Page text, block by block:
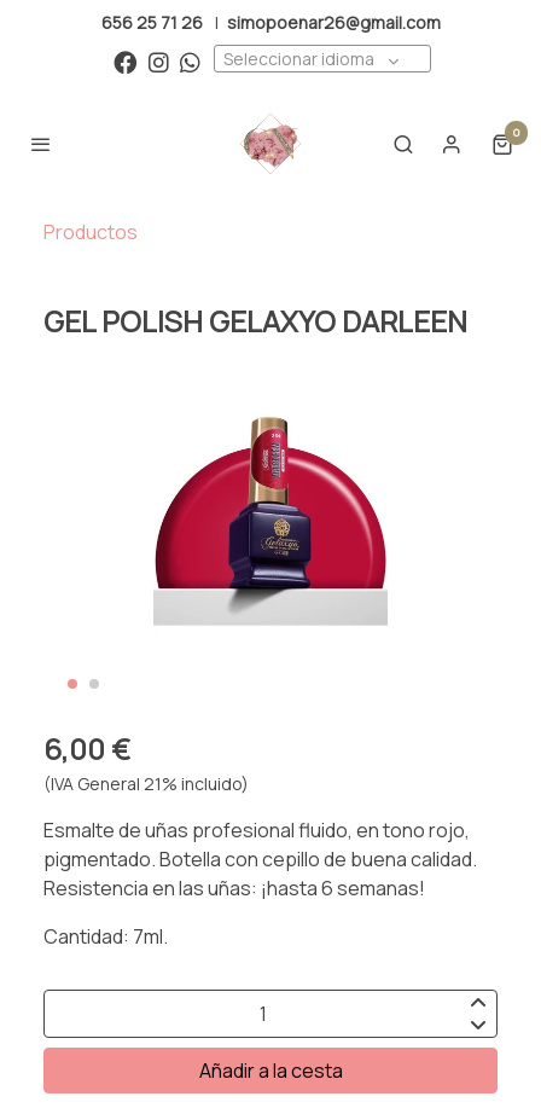
656 25 71 26 | simopoenar26@gmail.com
Seleccionar idioma
0
Productos
GEL POLISH GELAXYO DARLEEN
6,00 €
(IVA General 21% incluido)
Esmalte de uñas profesional fluido, en tono rojo,
pigmentado. Botella con cepillo de buena calidad.
Resistencia en las uñas: ¡hasta 6 semanas!
Cantidad: 7ml.
Añadir a la cesta